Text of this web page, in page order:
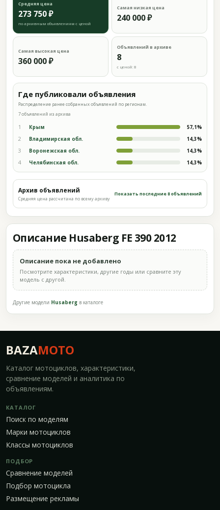
Средняя цена
273 750 ₽
по архивным объявлениям с ценой
Самая низкая цена
240 000 ₽
Самая высокая цена
360 000 ₽
Объявлений в архиве
8
с ценой: 8
Где публиковали объявления
Распределение ранее собранных объявлений по регионам.
7 объявлений из архива
1 Крым 57,1%
2 Владимирская обл. 14,3%
3 Воронежская обл. 14,3%
4 Челябинская обл. 14,3%
Архив объявлений
Средняя цена рассчитана по всему архиву
Показать последние 8 объявлений
Описание Husaberg FE 390 2012
Описание пока не добавлено
Посмотрите характеристики, другие годы или сравните эту
модель с другой.
Другие модели Husaberg в каталоге
BAZAMOTO
Каталог мотоциклов, характеристики,
сравнение моделей и аналитика по
объявлениям.
КАТАЛОГ
Поиск по моделям
Марки мотоциклов
Классы мотоциклов
ПОДБОР
Сравнение моделей
Подбор мотоцикла
Размещение рекламы